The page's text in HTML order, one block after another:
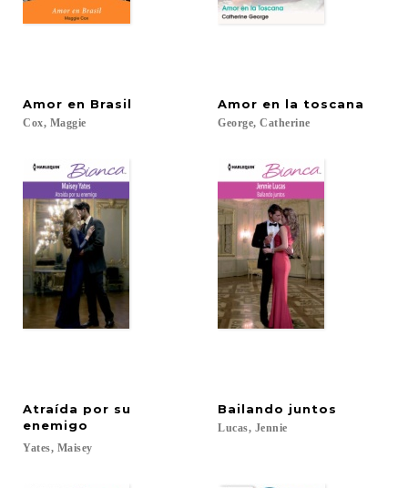
Amor en Brasil
Cox, Maggie
Amor en la toscana
George, Catherine
Atraída por su
enemigo
Yates, Maisey
Bailando juntos
Lucas, Jennie